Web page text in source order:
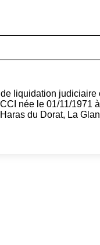
liquidation judiciaire
née le 01/11/1971 à
du Dorat, La